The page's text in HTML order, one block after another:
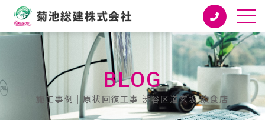
菊池総建株式会社
BLOG
施工事例｜原状回復工事 渋谷区道玄坂 飲食店